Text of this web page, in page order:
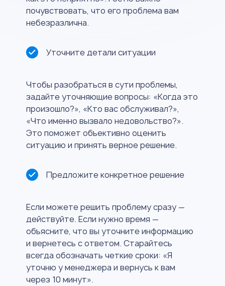
почувствовать, что его проблема вам
небезразлична.
Уточните детали ситуации
Чтобы разобраться в сути проблемы,
задайте уточняющие вопросы: «Когда это
произошло?», «Кто вас обслуживал?»,
«Что именно вызвало недовольство?».
Это поможет объективно оценить
ситуацию и принять верное решение.
Предложите конкретное решение
Если можете решить проблему сразу —
действуйте. Если нужно время —
объясните, что вы уточните информацию
и вернетесь с ответом. Старайтесь
всегда обозначать четкие сроки: «Я
уточню у менеджера и вернусь к вам
через 10 минут».